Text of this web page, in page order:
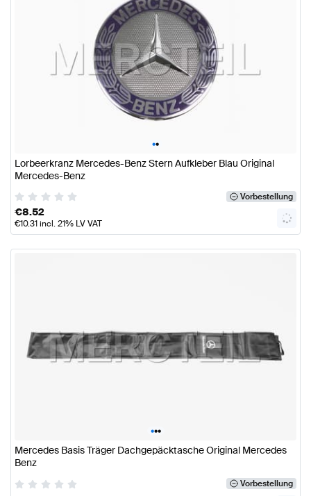
••
Lorbeerkranz Mercedes-Benz Stern Aufkleber Blau Original
Mercedes-Benz
Vorbestellung
€8.52
€10.31incl. 21% LV VAT
•••
Mercedes Basis Träger Dachgepäcktasche Original Mercedes
Benz
Vorbestellung